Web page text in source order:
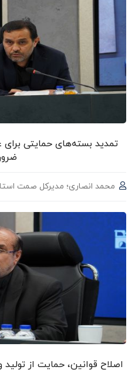
تمدید بسته‌های حمایتی برای
محمد انصاری؛ مدیرکل صمت
اصلاح قوانین، حمایت از تولید